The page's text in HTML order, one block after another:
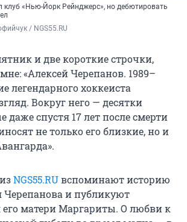
клуб «Нью-Йорк Рейнджерс», но дебютировать
/ NGS55.RU
и две короткие строчки,
«Алексей Черепанов. 1989–
легендарного хоккеиста
Вокруг него — десятки
даже спустя 17 лет после смерти
не только его близкие, но и
NGS55.RUвспоминают историю
Черепанова и публикуют
матери Маргариты. О любви к